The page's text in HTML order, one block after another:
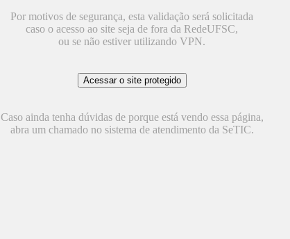
Por motivos de segurança, esta validação será solicitada
caso o acesso ao site seja de fora da RedeUFSC,
ou se não estiver utilizando VPN.
Caso ainda tenha dúvidas de porque está vendo essa página,
abra um chamado no sistema de atendimento da SeTIC.